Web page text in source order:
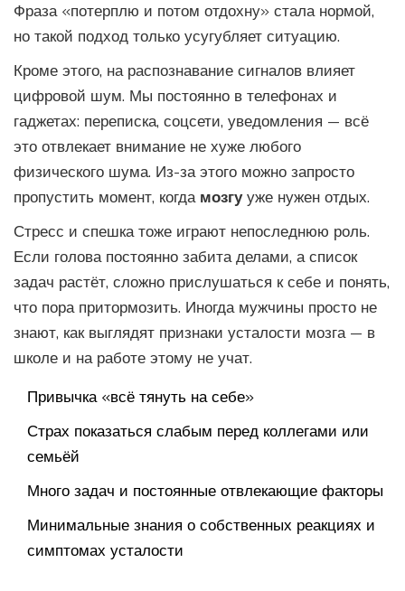
Фраза «потерплю и потом отдохну» стала нормой,
но такой подход только усугубляет ситуацию.
Кроме этого, на распознавание сигналов влияет
цифровой шум. Мы постоянно в телефонах и
гаджетах: переписка, соцсети, уведомления — всё
это отвлекает внимание не хуже любого
физического шума. Из-за этого можно запросто
пропустить момент, когда мозгууже нужен отдых.
Стресс и спешка тоже играют непоследнюю роль.
Если голова постоянно забита делами, а список
задач растёт, сложно прислушаться к себе и понять,
что пора притормозить. Иногда мужчины просто не
знают, как выглядят признаки усталости мозга — в
школе и на работе этому не учат.
Привычка «всё тянуть на себе»
Страх показаться слабым перед коллегами или
семьёй
Много задач и постоянные отвлекающие факторы
Минимальные знания о собственных реакциях и
симптомах усталости